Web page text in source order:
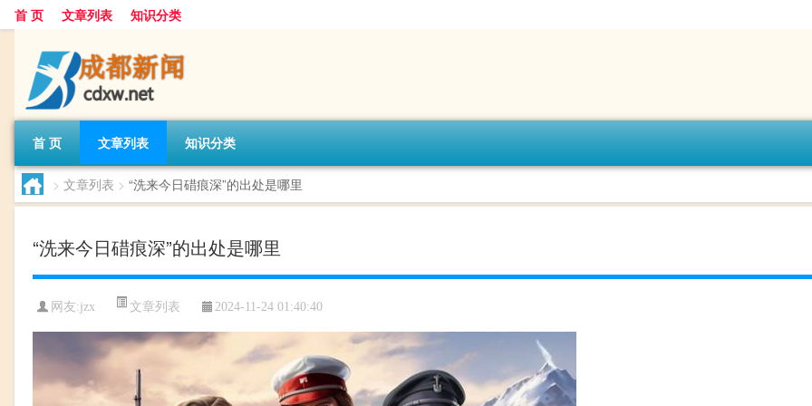
首 页 文章列表 知识分类
首 页 文章列表 知识分类
> 文章列表 > “洗来今日碏痕深”的出处是哪里
“洗来今日碏痕深”的出处是哪里
网友:jzx 文章列表 2024-11-24 01:40:40